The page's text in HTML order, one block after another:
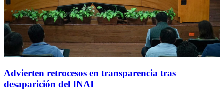
Advierten retrocesos en transparencia tras
desaparición del INAI